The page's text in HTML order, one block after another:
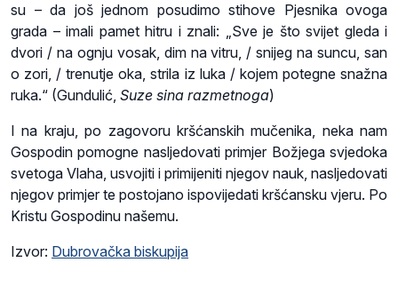
su – da još jednom posudimo stihove Pjesnika ovoga
grada – imali pamet hitru i znali: „Sve je što svijet gleda i
dvori / na ognju vosak, dim na vitru, / snijeg na suncu, san
o zori, / trenutje oka, strila iz luka / kojem potegne snažna
ruka.“ (Gundulić, Suze sina razmetnoga)
I na kraju, po zagovoru kršćanskih mučenika, neka nam
Gospodin pomogne nasljedovati primjer Božjega svjedoka
svetoga Vlaha, usvojiti i primijeniti njegov nauk, nasljedovati
njegov primjer te postojano ispovijedati kršćansku vjeru. Po
Kristu Gospodinu našemu.
Izvor: Dubrovačka biskupija